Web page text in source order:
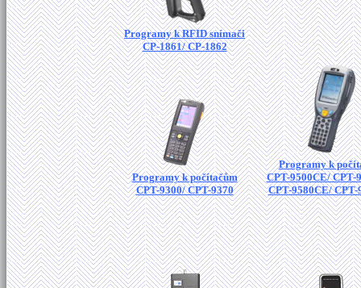
Programy k RFID snímači
CP-1861/ CP-1862
Programy k počítačům
CPT-9300/ CPT-9370
Programy k
CPT-9500CE/ CPT-
CPT-9580CE/ CPT-